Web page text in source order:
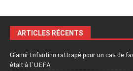
ARTICLES RÉCENTS
Gianni Infantino rattrapé pour un cas de
était à l’UEFA